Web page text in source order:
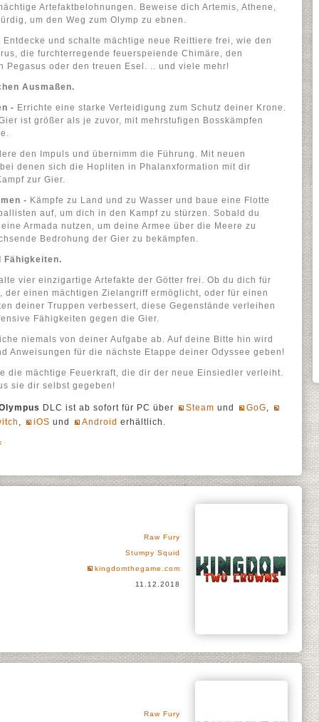
Artefaktbelohnungen. Beweise dich Artemis, Athene,
um den Weg zum Olymp zu ebnen.
Entdecke und schalte mächtige neue Reittiere frei, wie den
die furchterregende feuerspeiende Chimäre, den
Pegasus oder den treuen Esel. .. und viele mehr!
Ausmaßen.
- Errichte eine starke Verteidigung zum Schutz deiner Krone.
ist größer als je zuvor, mit mehrstufigen Bosskämpfen
den Impuls und übernimm die Führung. Mit neuen
denen sich die Hopliten in Phalanxformation mit dir
zur Gier.
- Kämpfe zu Land und zu Wasser und baue eine Flotte
auf, um dich in den Kampf zu stürzen. Sobald du
Armada nutzen, um deine Armee über die Meere zu
Bedrohung der Gier zu bekämpfen.
Fähigkeiten.
vier einzigartige Artefakte der Götter frei. Ob du dich für
der einen mächtigen Zielangriff ermöglicht, oder für einen
deiner Truppen verbessert, diese Gegenstände verleihen
Fähigkeiten gegen die Gier.
niemals von deiner Aufgabe ab. Auf deine Bitte hin wird
Anweisungen für die nächste Etappe deiner Odyssee geben!
die mächtige Feuerkraft, die dir der neue Einsiedler verleiht.
sie dir selbst gegeben!
DLC ist ab sofort für PC über Steam und GoG,
, iOS und Android erhältlich.
Raw Fury
Stumpy Squid
kingdomthegame.com
11.12.2018
Raw Fury